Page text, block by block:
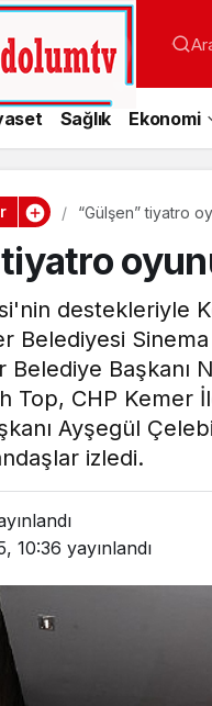
Sağlık Ekonomi
“Gülşen” tiyatro
destekleriyle
Belediyesi
Belediye Başkanı
Top, CHP
Ayşegül
izledi.
10:36 yayınlandı